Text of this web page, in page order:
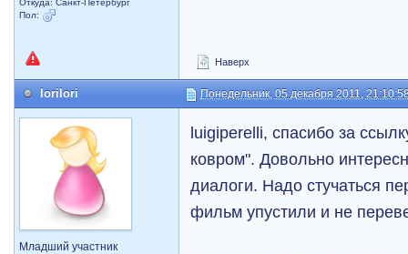
Откуда: Санкт-Петербург
Пол:
Наверх
lorilori Понедельник, 05 декабря 2011,
Младший участник
luigiperelli, спасибо за
ковром". Довольно
диалоги. Надо стучаться
фильм упустили и не